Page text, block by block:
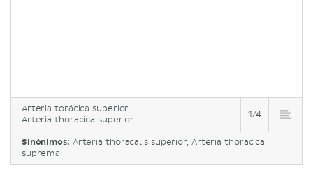
Arteria torácica superior
Arteria thoracica superior
1/4
Sinónimos: Arteria thoracalis superior, Arteria thoracica
suprema